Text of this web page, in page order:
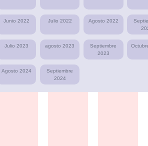
Junio 2022 Julio 2022 Agosto 2022
Julio 2023 agosto 2023
Septiembre
2023
Agosto 2024
Septiembre
2024